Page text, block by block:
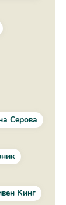
Серова
Кинг